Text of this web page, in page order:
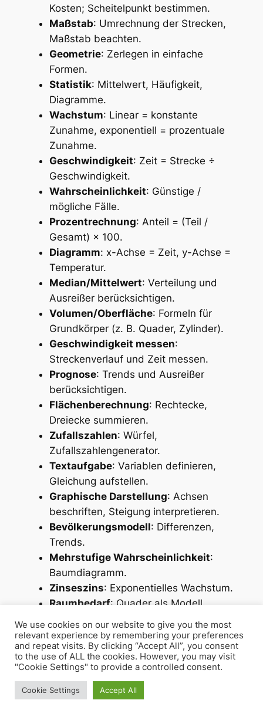
Kosten; Scheitelpunkt bestimmen.
Maßstab: Umrechnung der Strecken,
Maßstab beachten.
Geometrie: Zerlegen in einfache
Formen.
Statistik: Mittelwert, Häufigkeit,
Diagramme.
Wachstum: Linear = konstante
Zunahme, exponentiell = prozentuale
Zunahme.
Geschwindigkeit: Zeit = Strecke ÷
Geschwindigkeit.
Wahrscheinlichkeit: Günstige /
mögliche Fälle.
Prozentrechnung: Anteil = (Teil /
Gesamt) × 100.
Diagramm: x-Achse = Zeit, y-Achse =
Temperatur.
Median/Mittelwert: Verteilung und
Ausreißer berücksichtigen.
Volumen/Oberfläche: Formeln für
Grundkörper (z. B. Quader, Zylinder).
Geschwindigkeit messen:
Streckenverlauf und Zeit messen.
Prognose: Trends und Ausreißer
berücksichtigen.
Flächenberechnung: Rechtecke,
Dreiecke summieren.
Zufallszahlen: Würfel,
Zufallszahlengenerator.
Textaufgabe: Variablen definieren,
Gleichung aufstellen.
Graphische Darstellung: Achsen
beschriften, Steigung interpretieren.
Bevölkerungsmodell: Differenzen,
Trends.
Mehrstufige Wahrscheinlichkeit:
Baumdiagramm.
Zinseszins: Exponentielles Wachstum.
Raumbedarf: Quader als Modell.
Datenanalyse
: Vergleich zweier
Kurven.
Stadtplanung: Flächenanteile
berechnen.
Verkehrsstatistik: Kategorien,
Diagramme.
We use cookies on our website to give you the most
relevant experience by remembering your preferences
and repeat visits. By clicking “Accept All”, you consent
to the use of ALL the cookies. However, you may visit
"Cookie Settings" to provide a controlled consent.
Cookie Settings Accept All